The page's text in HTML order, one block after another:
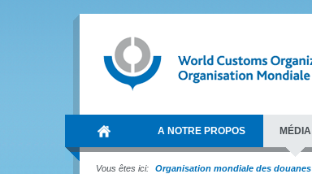
A NOTRE PROPOS MÉDIA
Vous êtes ici: Organisation mondiale des douanes